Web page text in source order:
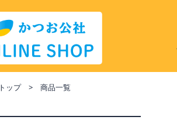
トップ 商品一覧